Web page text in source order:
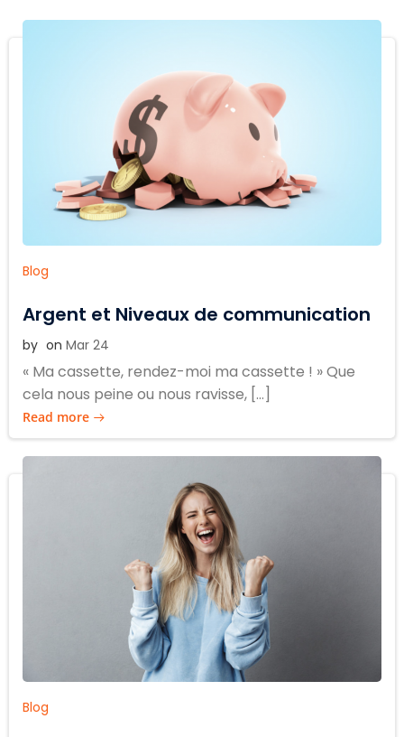
Blog
Argent et Niveaux de communication
by on Mar 24
« Ma cassette, rendez-moi ma cassette ! » Que
cela nous peine ou nous ravisse, […]
Read more
Blog